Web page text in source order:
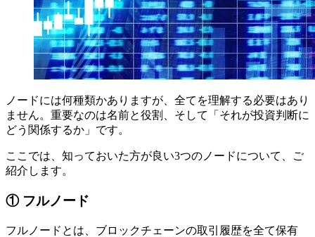
ノードには何種類かありますが、全てを理解する必要はあり
ません。重要なのは名前と役割、そして「それが投資判断に
どう関係するか」です。
ここでは、知っておいた方が良い3つのノードについて、ご
紹介します。
① フルノード
フルノードとは、ブロックチェーンの取引履歴を全て保有